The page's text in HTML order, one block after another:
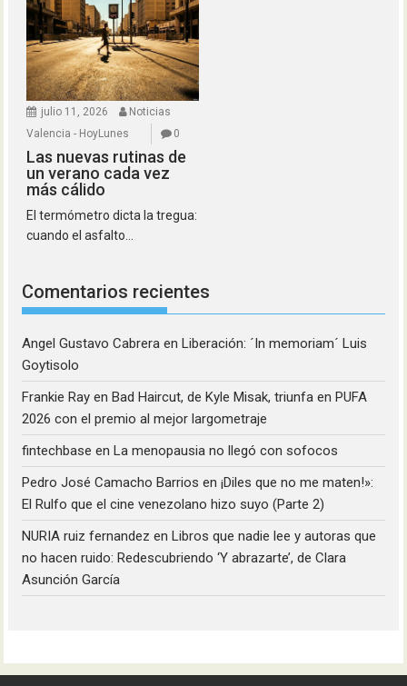
julio 11, 2026
Noticias
Valencia - HoyLunes
0
Las nuevas rutinas de
un verano cada vez
más cálido
El termómetro dicta la tregua:
cuando el asfalto...
Comentarios recientes
Angel Gustavo Cabrera en Liberación: ´In memoriam´ Luis
Goytisolo
Frankie Ray en Bad Haircut, de Kyle Misak, triunfa en PUFA
2026 con el premio al mejor largometraje
fintechbase en La menopausia no llegó con sofocos
Pedro José Camacho Barrios en¡Diles que no me maten!»:
El Rulfo que el cine venezolano hizo suyo (Parte 2)
NURIA ruiz fernandez en Libros que nadie lee y autoras que
no hacen ruido: Redescubriendo ‘Y abrazarte’, de Clara
Asunción García